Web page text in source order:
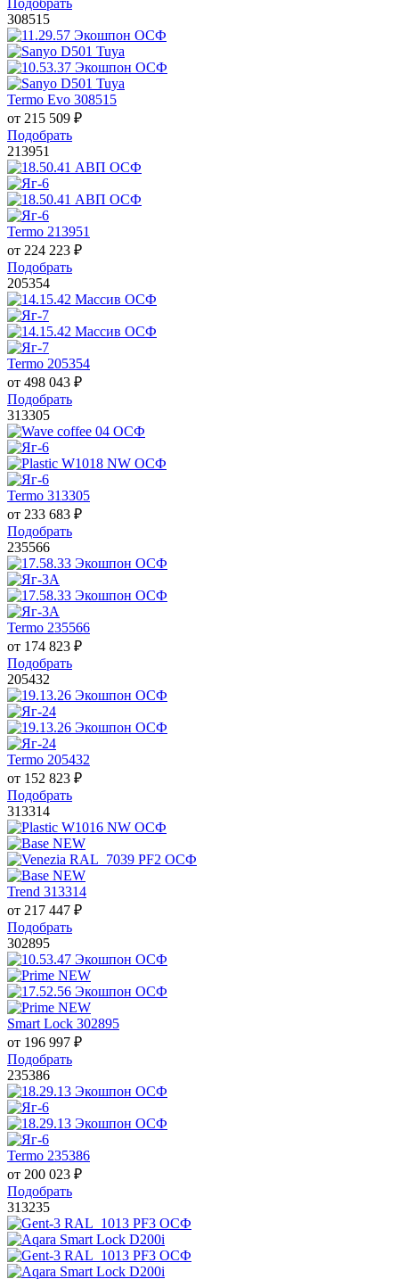
Подобрать
308515
Termo Evo 308515
от 215 509 ₽
Подобрать
213951
Termo 213951
от 224 223 ₽
Подобрать
205354
Termo 205354
от 498 043 ₽
Подобрать
313305
Termo 313305
от 233 683 ₽
Подобрать
235566
Termo 235566
от 174 823 ₽
Подобрать
205432
Termo 205432
от 152 823 ₽
Подобрать
313314
Trend 313314
от 217 447 ₽
Подобрать
302895
Smart Lock 302895
от 196 997 ₽
Подобрать
235386
Termo 235386
от 200 023 ₽
Подобрать
313235